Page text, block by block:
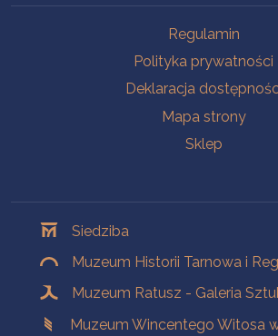
Regulamin
Polityka prywatności
Deklaracja
Mapa strony
Sklep
Siedziba
Muzeum Historii Tarnowa i
Muzeum Ratusz - Galeria
Muzeum Wincentego Witosa